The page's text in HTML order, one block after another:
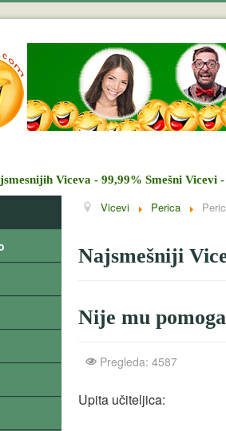
Viceva - 99,99% Smešni Vicevi
Vicevi Perica
Najsmešniji
Nije mu
Pregleda: 4587
Upita učiteljica: